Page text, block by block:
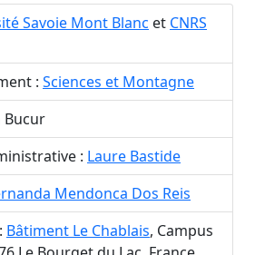
Savoie Mont Blanc et CNRS
: Sciences et Montagne
Bucur
: Laure Bastide
Mendonca Dos Reis
Bâtiment Le Chablais, Campus